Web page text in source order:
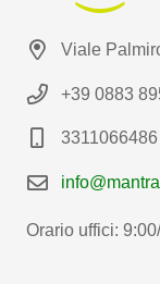
Viale
+39 0883
3311066486
Orario uffici: